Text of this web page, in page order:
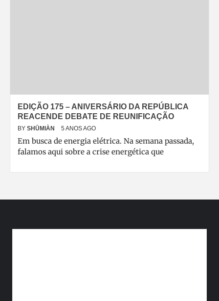
EDIÇÃO 175 – ANIVERSÁRIO DA REPÚBLICA
REACENDE DEBATE DE REUNIFICAÇÃO
BY SHŪMIÀN 5 ANOS AGO
Em busca de energia elétrica. Na semana passada,
falamos aqui sobre a crise energética que